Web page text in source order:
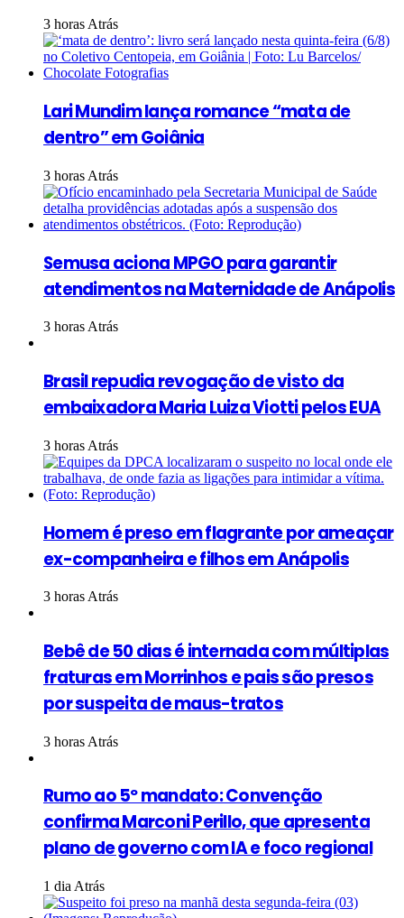
3 horas Atrás
Lari Mundim lança romance “mata de
dentro” em Goiânia
3 horas Atrás
Semusa aciona MPGO para garantir
atendimentos na Maternidade de Anápolis
3 horas Atrás
Brasil repudia revogação de visto da
embaixadora Maria Luiza Viotti pelos EUA
3 horas Atrás
Homem é preso em flagrante por ameaçar
ex-companheira e filhos em Anápolis
3 horas Atrás
Bebê de 50 dias é internada com múltiplas
fraturas em Morrinhos e pais são presos
por suspeita de maus-tratos
3 horas Atrás
Rumo ao 5º mandato: Convenção
confirma Marconi Perillo, que apresenta
plano de governo com IA e foco regional
1 dia Atrás